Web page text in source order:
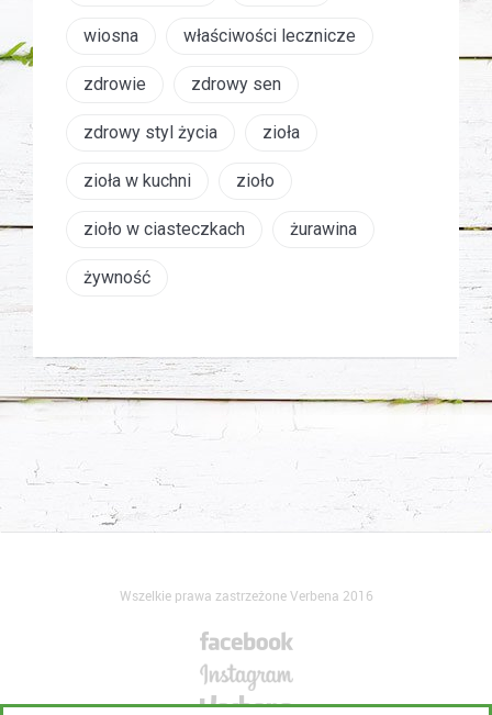
wiosna właściwości lecznicze
zdrowie zdrowy sen
zdrowy styl życia zioła
zioła w kuchni zioło
zioło w ciasteczkach żurawina
żywność
Wszelkie prawa zastrzeżone Verbena 2016